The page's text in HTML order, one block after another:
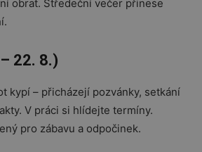
obrat. Středeční večer přinese
22. 8.)
kypí – přicházejí pozvánky, setkání
V práci si hlídejte termíny.
pro zábavu a odpočinek.